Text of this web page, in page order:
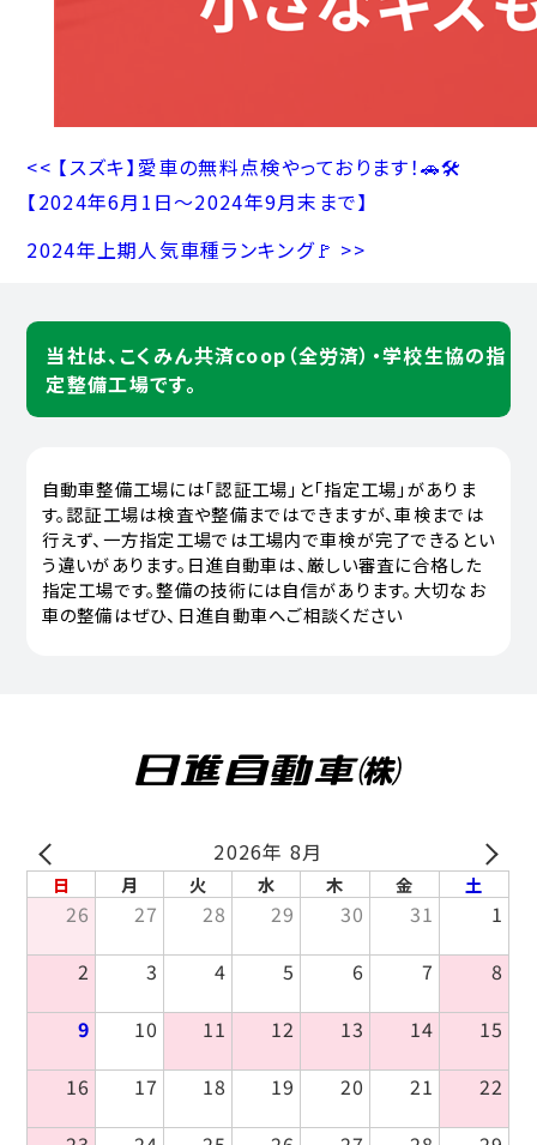
<< 【スズキ】愛車の無料点検やっております！🚗🛠️
【2024年6月1日〜2024年9月末まで】
2024年上期人気車種ランキング🚩 >>
当社は、こくみん共済coop（全労済）・学校生協の指
定整備工場です。
自動車整備工場には「認証工場」と「指定工場」がありま
す。認証工場は検査や整備まではできますが、車検までは
行えず、一方指定工場では工場内で車検が完了できるとい
う違いがあります。日進自動車は、厳しい審査に合格した
指定工場です。整備の技術には自信があります。大切なお
車の整備はぜひ、日進自動車へご相談ください
2026年 8月 NEXT
日 月 火 水 木 金 土
26 27 28 29 30 31
1
2
3 4 5 6 7
8
9
10 11 12 13 14
15
16
17 18 19 20 21
22